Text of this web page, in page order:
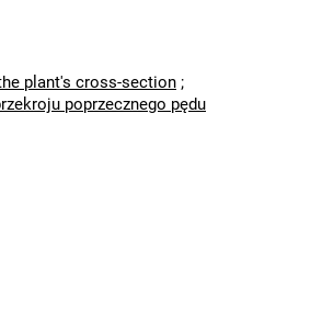
plant's cross-section ;
poprzecznego pędu